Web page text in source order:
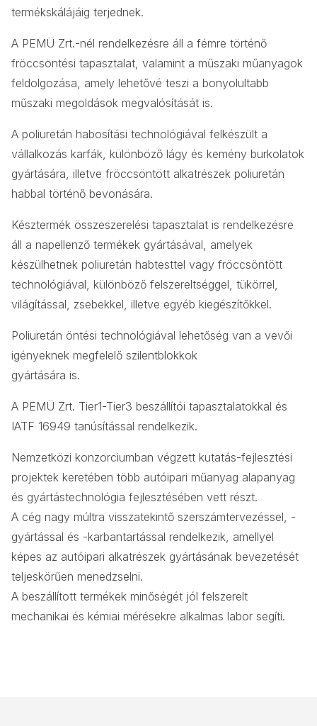
termékskálájáig terjednek.
A PEMÜ Zrt.-nél rendelkezésre áll a fémre történő
fröccsöntési tapasztalat, valamint a műszaki műanyagok
feldolgozása, amely lehetővé teszi a bonyolultabb
műszaki megoldások megvalósítását is.
A poliuretán habosítási technológiával felkészült a
vállalkozás karfák, különböző lágy és kemény burkolatok
gyártására, illetve fröccsöntött alkatrészek poliuretán
habbal történő bevonására.
Késztermék összeszerelési tapasztalat is rendelkezésre
áll a napellenző termékek gyártásával, amelyek
készülhetnek poliuretán habtesttel vagy fröccsöntött
technológiával, különböző felszereltséggel, tükörrel,
világítással, zsebekkel, illetve egyéb kiegészítőkkel.
Poliuretán öntési technológiával lehetőség van a vevői
igényeknek megfelelő szilentblokkok
gyártására is.
A PEMÜ Zrt. Tier1-Tier3 beszállítói tapasztalatokkal és
IATF 16949 tanúsítással rendelkezik.
Nemzetközi konzorciumban végzett kutatás-fejlesztési
projektek keretében több autóipari műanyag alapanyag
és gyártástechnológia fejlesztésében vett részt.
A cég nagy múltra visszatekintő szerszámtervezéssel, -
gyártással és -karbantartással rendelkezik, amellyel
képes az autóipari alkatrészek gyártásának bevezetését
teljeskörűen menedzselni.
A beszállított termékek minőségét jól felszerelt
mechanikai és kémiai mérésekre alkalmas labor segíti.